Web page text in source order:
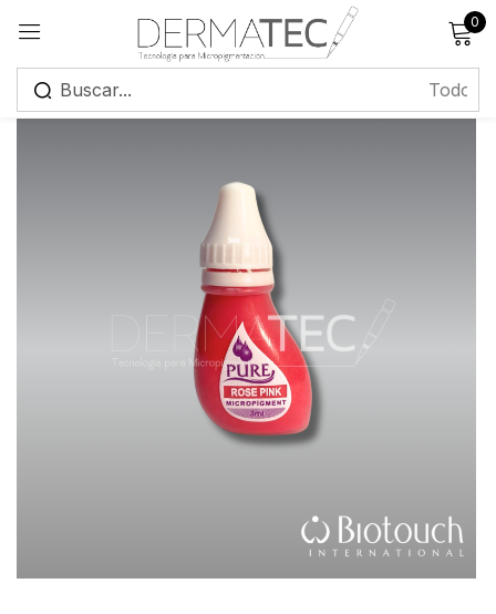
0
Registrarse
¿Has olvidado tu contraseña?
Iniciar sesión
Crear una cuenta